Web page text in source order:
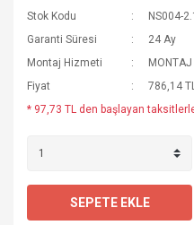
Stok Kodu
NS004-2.1
Garanti Süresi
24 Ay
Montaj Hizmeti
MONTAJ
Fiyat
786,14
* 97,73 TL den başlayan
SEPETE EKLE